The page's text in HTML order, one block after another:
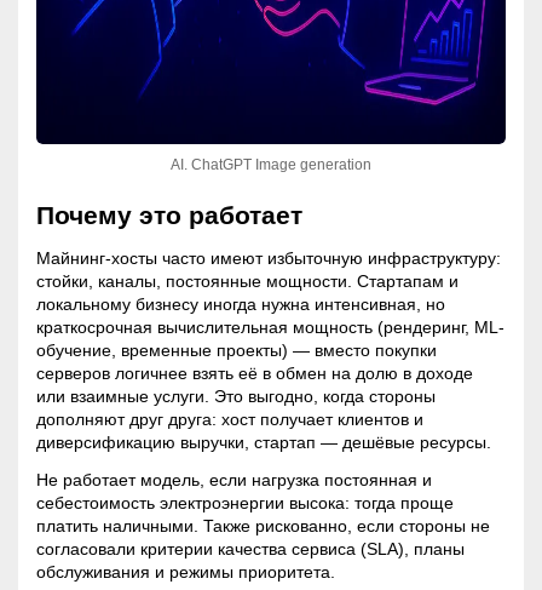
AI. ChatGPT Image generation
Почему это работает
Майнинг-хосты часто имеют избыточную инфраструктуру:
стойки, каналы, постоянные мощности. Стартапам и
локальному бизнесу иногда нужна интенсивная, но
краткосрочная вычислительная мощность (рендеринг, ML-
обучение, временные проекты) — вместо покупки
серверов логичнее взять её в обмен на долю в доходе
или взаимные услуги. Это выгодно, когда стороны
дополняют друг друга: хост получает клиентов и
диверсификацию выручки, стартап — дешёвые ресурсы.
Не работает модель, если нагрузка постоянная и
себестоимость электроэнергии высока: тогда проще
платить наличными. Также рискованно, если стороны не
согласовали критерии качества сервиса (SLA), планы
обслуживания и режимы приоритета.